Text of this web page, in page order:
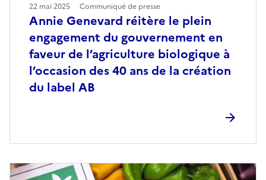
Annie Genevard réitère le plein
engagement du gouvernement en
faveur de l’agriculture biologique à
l’occasion des 40 ans de la création
du label AB
22 mai 2025 Communiqué de presse